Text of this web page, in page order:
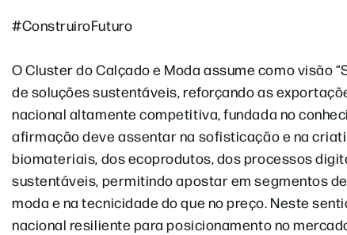
#ConstruiroFuturo
O Cluster do Calçado e Moda assume como visão
de soluções sustentáveis, reforçando as
nacional altamente competitiva, fundada no
afirmação deve assentar na sofisticação e na
biomateriais, dos ecoprodutos, dos processos
sustentáveis, permitindo apostar em segmentos
moda e na tecnicidade do que no preço. Neste
nacional resiliente para posicionamento no